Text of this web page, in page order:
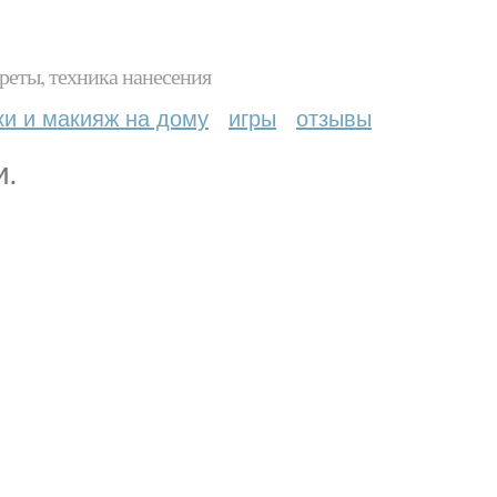
техника нанесения
и макияж на дому игры отзывы